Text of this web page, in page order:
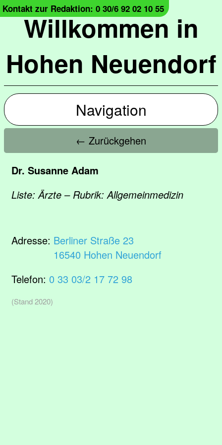
Willkommen in
Hohen Neuendorf
Kontakt zur Redaktion: 0 30/6 92 02 10 55
Navigation
← Zurückgehen
Dr. Susanne Adam
Liste: Ärzte – Rubrik: Allgemeinmedizin
Adresse: Berliner Straße 23
16540 Hohen Neuendorf
Telefon: 0 33 03/2 17 72 98
(Stand 2020)